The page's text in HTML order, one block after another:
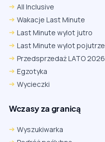
All Inclusive
Wakacje Last Minute
Last Minute wylot jutro
Last Minute wylot pojutrze
Przedsprzedaż LATO 2026
Egzotyka
Wycieczki
Wczasy za granicą
Wyszukiwarka